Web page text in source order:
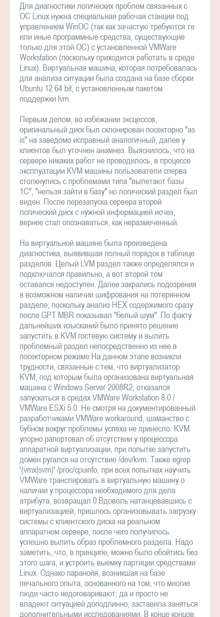
Для диагностики логических проблем связанных с
ОС Linux нужна специальная рабочая станция под
управлением WinОС (так как зачастую требуются те
или иные программные средства, существующие
только для этой ОС) с установленной VMWare
Workstation (поскольку приходится работать в среде
Linux). Виртуальная машина, которая потребовалась
для анализа ситуации была создана на базе сборки
Ubuntu 12 64 bit, с установленным пакетом
поддержки lvm.
Первым делом, во избежании эксцессов,
оригинальный диск был склонирован посекторно "as
is" на заведомо исправный аналогичный, далее у
клиентов был уточнен анамнез. Выяснилось, что на
сервере никаких работ не проводилось, в процессе
эксплуатации KVM машины пользователи сперва
столкнулись с проблемами типа "вылетают базы
1С", "нельзя зайти в базу" но логический раздел был
виден. После перезапуска сервера второй
логический диск с нужной информацией исчез,
вернее стал опознаваться, как неразмеченный.
На виртуальной машине была произведена
диагностика, выявившая полный порядок в таблице
разделов. Целый LVM раздел также определялся и
подключался правильно, а вот второй том
оставался недоступен. Далее закрались подозрения
в возможном наличии шифрования на потерянном
разделе, поскольку анализ HEX содержимого сразу
после GPT MBR показывал "белый шум". По факту
дальнейших изысканий было принято решение
запустить в KVM гостевую систему и вылить
проблемный раздел непосредственно из нее в
посекторном режиме.На данном этапе возникли
трудности, связанные с тем, что виртуализатор
KVM, под которым была организована виртуальная
машина с Windows Server 2008R2, отказался
запускаться в средах VMWare Workstation 8.0 /
VMWare ESXi 5.0. Не смотря на документированный
разработчиками VMWare workaround, шаманство с
бубном вокруг проблемы успеха не принесло. KVM
упорно рапортовал об отсутствии у процессора
аппаратной виртуализации, при попытке запустить
домен ругался на отсутствие /dev/kvm. Также egrep
'(vmx|svm)' /proc/cpuinfo, при всех попытках научить
VMWare транслировать в виртуальную машину о
наличии у процессора необходимого для дела
атрибута, возвращал 0.Вдоволь натанцевавшись с
виртуализацией, пришлось организовывать загрузку
системы с клиентского диска на реальном
аппаратном сервере, после чего получилось
успешно вылить образ проблемного раздела. Надо
заметить, что, в принципе, можно было обойтись без
этого шага, и устроить выемку партиции средствами
Linux. Однако паранойя, возникшая на базе
печального опыта, основанного на том, что многие
люди часто недоговаривают, да и просто не
владеют ситуацией доподлинно, заставила заняться
дополнительными исследованиями. В конце концов,